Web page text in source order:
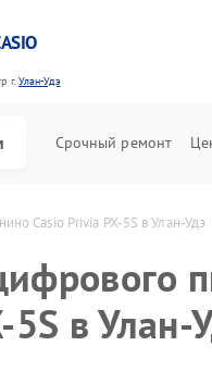
г.Улан-Удэ
Срочный ремонт
Casio Privia PX-5S в Улан-Удэ
в Улан-